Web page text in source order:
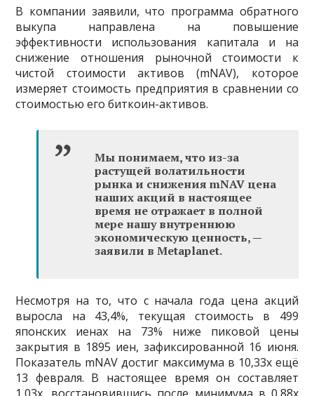
В компании заявили, что программа обратного
выкупа направлена на повышение
эффективности использования капитала и на
снижение отношения рыночной стоимости к
чистой стоимости активов (mNAV), которое
измеряет стоимость предприятия в сравнении со
стоимостью его биткоин-активов.
Мы понимаем, что из-за
растущей волатильности
рынка и снижения mNAV цена
наших акций в настоящее
время не отражает в полной
мере нашу внутреннюю
экономическую ценность, —
заявили в Metaplanet.
Несмотря на то, что с начала года цена акций
выросла на 43,4%, текущая стоимость в 499
японских иенах на 73% ниже пиковой цены
закрытия в 1895 иен, зафиксированной 16 июня.
Показатель mNAV достиг максимума в 10,33x ещё
13 февраля. В настоящее время он составляет